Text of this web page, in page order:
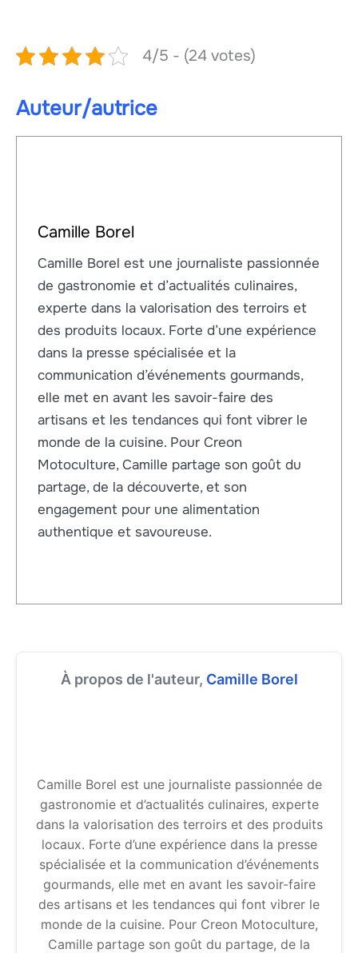
4/5 - (24 votes)
Auteur/autrice
Camille Borel
Camille Borel est une journaliste passionnée
de gastronomie et d’actualités culinaires,
experte dans la valorisation des terroirs et
des produits locaux. Forte d’une expérience
dans la presse spécialisée et la
communication d’événements gourmands,
elle met en avant les savoir-faire des
artisans et les tendances qui font vibrer le
monde de la cuisine. Pour Creon
Motoculture, Camille partage son goût du
partage, de la découverte, et son
engagement pour une alimentation
authentique et savoureuse.
À propos de l'auteur, Camille Borel
Camille Borel est une journaliste passionnée de
gastronomie et d’actualités culinaires, experte
dans la valorisation des terroirs et des produits
locaux. Forte d’une expérience dans la presse
spécialisée et la communication d’événements
gourmands, elle met en avant les savoir-faire
des artisans et les tendances qui font vibrer le
monde de la cuisine. Pour Creon Motoculture,
Camille partage son goût du partage, de la